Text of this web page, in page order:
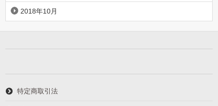
2018年10月
特定商取引法